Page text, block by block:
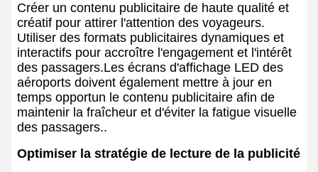
Créer un contenu publicitaire de haute qualité et
créatif pour attirer l'attention des voyageurs.
Utiliser des formats publicitaires dynamiques et
interactifs pour accroître l'engagement et l'intérêt
des passagers.Les écrans d'affichage LED des
aéroports doivent également mettre à jour en
temps opportun le contenu publicitaire afin de
maintenir la fraîcheur et d'éviter la fatigue visuelle
des passagers..
Optimiser la stratégie de lecture de la publicité